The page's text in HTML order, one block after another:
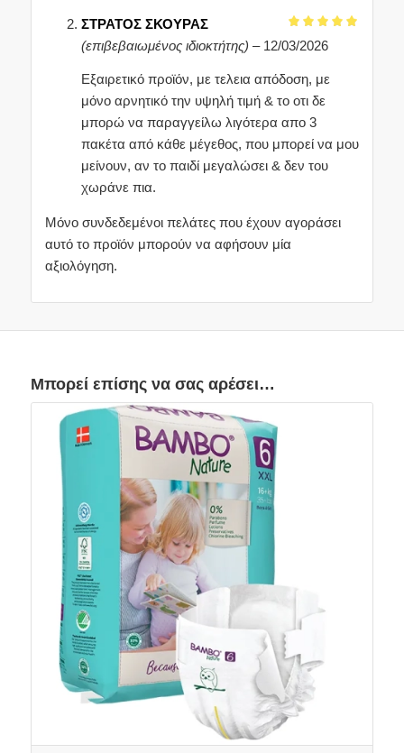
Βαθμολογήθηκε
ΣΤΡΑΤΟΣ ΣΚΟΥΡΑΣ
(επιβεβαιωμένος ιδιοκτήτης) – 12/03/2026
Εξαιρετικό προϊόν, με τελεια απόδοση, με
μόνο αρνητικό την υψηλή τιμή & το οτι δε
μπορώ να παραγγείλω λιγότερα απο 3
πακέτα από κάθε μέγεθος, που μπορεί να μου
μείνουν, αν το παιδί μεγαλώσει & δεν του
χωράνε πια.
Μόνο συνδεδεμένοι πελάτες που έχουν αγοράσει
αυτό το προϊόν μπορούν να αφήσουν μία
αξιολόγηση.
Μπορεί επίσης να σας αρέσει…